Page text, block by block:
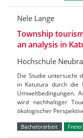
Nele Lange
Township
an analysis in
Hochschule
Die Studie untersucht
in Katutura durch die
Umweltbedingungen.
wird nachhaltiger
ökologischer
Bachelorarbeit Freier